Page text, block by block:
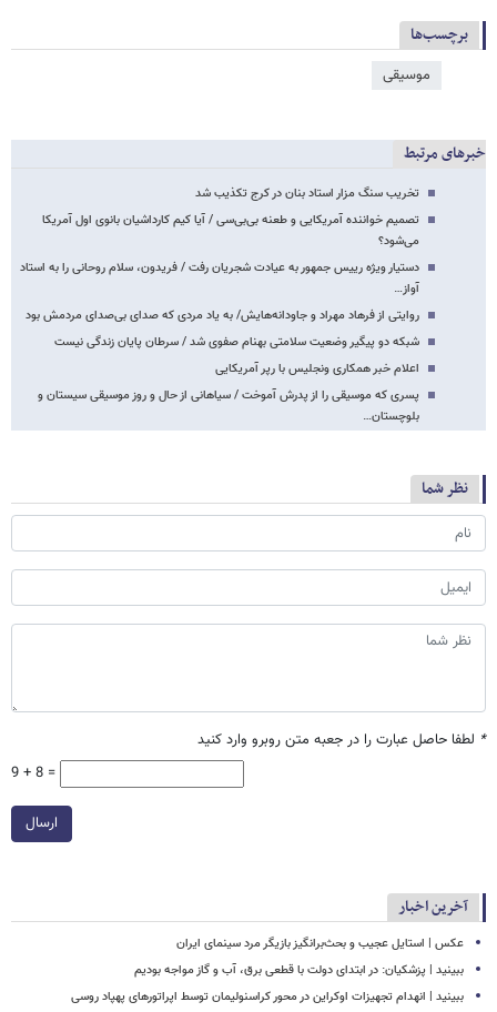
برچسب‌ها
موسیقی
خبرهای مرتبط
تخریب سنگ مزار استاد بنان در کرج تکذیب شد
تصمیم خواننده‌ آمریکایی و طعنه بی‌بی‌سی / آیا کیم کارداشیان بانوی اول آمریکا
می‌‌شود؟
دستیار ویژه رییس جمهور به عیادت شجریان رفت / فریدون، سلام روحانی را به استاد
آواز…
روایتی از فرهاد مهراد و جاودانه‌هایش/ به یاد مردی که صدای بی‌صدای مردمش بود
شبکه دو پیگیر وضعیت سلامتی بهنام صفوی شد / سرطان پایان زندگی نیست
اعلام خبر همکاری ونجلیس با رپر آمریکایی
پسری که موسیقی را از پدرش آموخت / سیاهانی از حال و روز موسیقی سیستان و
بلوچستان…
نظر شما
* لطفا حاصل عبارت را در جعبه متن روبرو وارد کنید
9 + 8 =
ارسال
آخرین اخبار
عکس | استایل عجیب و بحث‌برانگیز بازیگر مرد سینمای ایران
ببینید | پزشکیان: در ابتدای دولت با قطعی برق، آب و گاز مواجه بودیم
ببینید | انهدام تجهیزات اوکراین در محور کراسنولیمان توسط اپراتورهای پهپاد روسی